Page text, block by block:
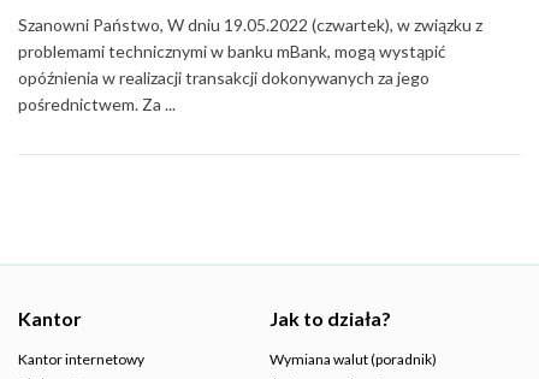
Szanowni Państwo, W dniu 19.05.2022 (czwartek), w związku z
problemami technicznymi w banku mBank, mogą wystąpić
opóźnienia w realizacji transakcji dokonywanych za jego
pośrednictwem. Za ...
Kantor
Kantor internetowy
Jak to działa?
Wymiana walut (poradnik)